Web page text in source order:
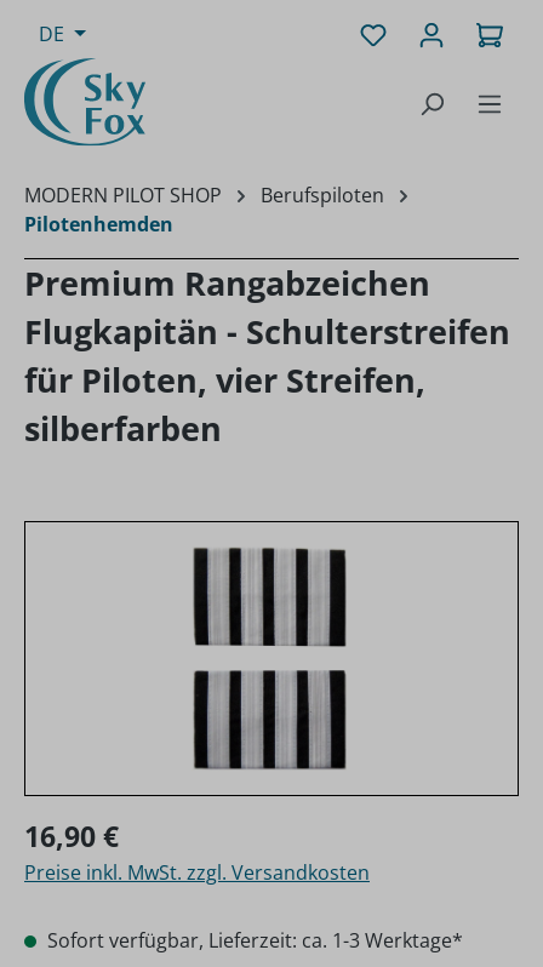
Zum Hauptinhalt springen
DE Du hast 0
MODERN PILOT SHOP
Berufspiloten
Pilotenhemden
Premium Rangabzeichen
Flugkapitän - Schulterstreifen
für Piloten, vier Streifen,
silberfarben
Regulärer Preis:
16,90 €
Preise inkl. MwSt. zzgl. Versandkosten
Sofort verfügbar, Lieferzeit: ca. 1-3 Werktage*